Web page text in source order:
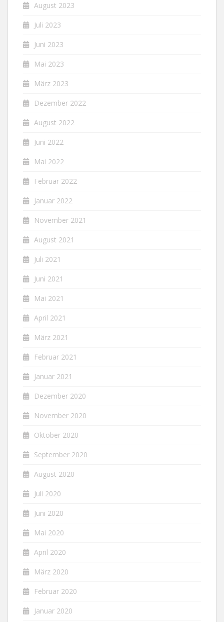
August 2023
Juli 2023
Juni 2023
Mai 2023
März 2023
Dezember 2022
August 2022
Juni 2022
Mai 2022
Februar 2022
Januar 2022
November 2021
August 2021
Juli 2021
Juni 2021
Mai 2021
April 2021
März 2021
Februar 2021
Januar 2021
Dezember 2020
November 2020
Oktober 2020
September 2020
August 2020
Juli 2020
Juni 2020
Mai 2020
April 2020
März 2020
Februar 2020
Januar 2020